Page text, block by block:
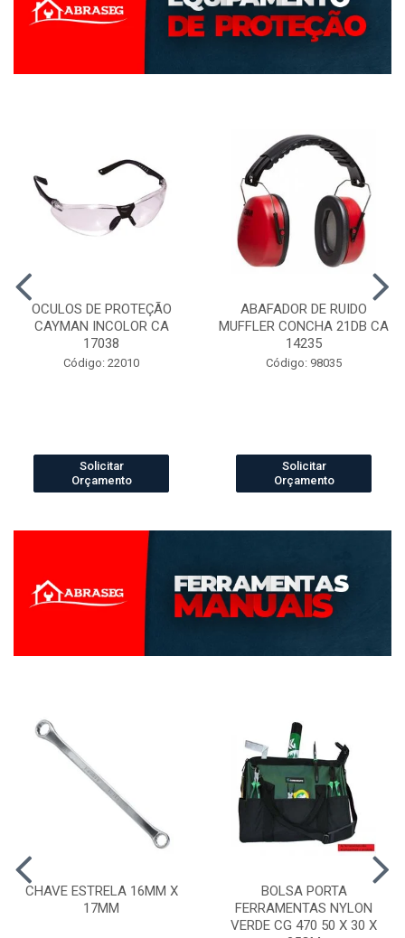
OCULOS DE PROTEÇÃO
CAYMAN INCOLOR CA
17038
Código: 22010
Solicitar
Orçamento
ABAFADOR DE RUIDO
MUFFLER CONCHA 21DB CA
14235
Código: 98035
Solicitar
Orçamento
CHAVE ESTRELA 16MM X
17MM
BOLSA PORTA
FERRAMENTAS NYLON
VERDE CG 470 50 X 30 X